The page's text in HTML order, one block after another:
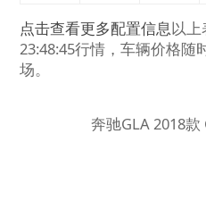
点击查看更多配置信息以
23:48:45行情，车辆价格随
场。
奔驰GLA 2018款